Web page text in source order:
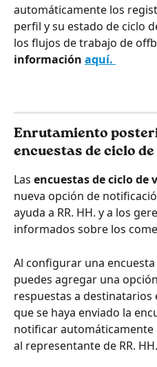
automáticamente los
perfil y su estado de ciclo
los flujos de trabajo de
información aquí.
Enrutamiento
encuestas de ciclo
Las encuestas de ciclo de
nueva opción de
ayuda a RR. HH. y a los
informados sobre los
Al configurar una
puedes agregar una
respuestas a destinatarios
que se haya enviado la
notificar automáticamente
al representante de RR.